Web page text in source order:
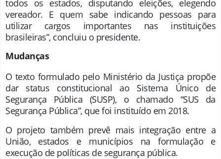
todos os estados, disputando eleições, elegendo
vereador. E quem sabe indicando pessoas para
utilizar cargos importantes nas instituições
brasileiras”, concluiu o presidente.
Mudanças
O texto formulado pelo Ministério da Justiça propõe
dar status constitucional ao Sistema Único de
Segurança Pública (SUSP), o chamado “SUS da
Segurança Pública”, que foi instituído em 2018.
O projeto também prevê mais integração entre a
União, estados e municípios na formulação e
execução de políticas de segurança pública.